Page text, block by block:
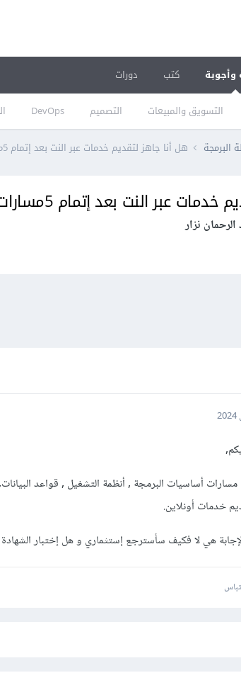
وأجوبة
التسويق والمبيعات التصميم DevOps
كتب دورات
البرمجة هل أنا جاهز لتقديم خدمات عبر النت بعد إتمام 5مسارات؟
عبر النت بعد إتمام 5مسارات؟
نزار
أساسيات البرمجة , أنظمة التشغيل , قواعد
خدمات أونلاين.
هي لا فكيف سأسترجع إستثماري و هل إختبار